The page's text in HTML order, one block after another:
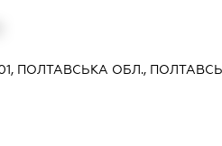
ПОЛТАВСЬКА ОБЛ.,